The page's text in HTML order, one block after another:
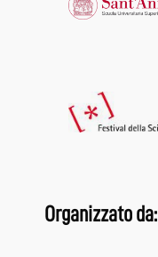
Organizzato da: